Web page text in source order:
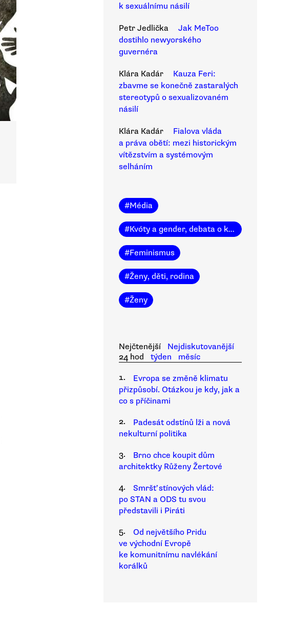
k sexuálnímu násilí
Petr Jedlička
Jak MeToo
dostihlo newyorského
guvernéra
Klára Kadár
Kauza Feri:
zbavme se konečně zastaralých
stereotypů o sexualizovaném
násilí
Klára Kadár
Fialova vláda
a práva obětí: mezi historickým
vítězstvím a systémovým
selháním
#Média
#Kvóty a gender, debata o kvótách
#Feminismus
#Ženy, děti, rodina
#Ženy
Nejčtenější
Nejdiskutovanější
24 hod
týden
měsíc
1.
Evropa se změně klimatu
přizpůsobí. Otázkou je kdy, jak a
co s příčinami
2.
Padesát odstínů lži a nová
nekulturní politika
3.
Brno chce koupit dům
architektky Růženy Žertové
4.
Smršť stínových vlád:
po STAN a ODS tu svou
představili i Piráti
5.
Od největšího Pridu
ve východní Evropě
ke komunitnímu navlékání
korálků